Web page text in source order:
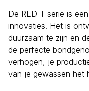
De RED T serie is
innovaties. Het is
duurzaam te zijn en
de perfecte
verhogen, je
van je gewassen het